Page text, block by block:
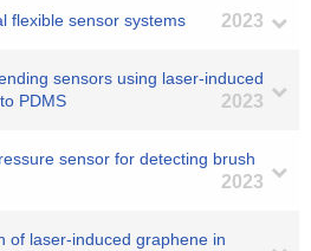
flexible sensor systems 2023
sensors using laser-induced
PDMS
2023
sensor for detecting brush
2023
of laser-induced graphene in